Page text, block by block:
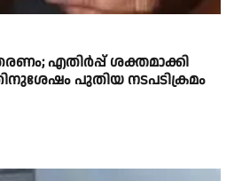
എതിർപ്പ് ശക്തമാക്കി
പുതിയ നടപടിക്രമം